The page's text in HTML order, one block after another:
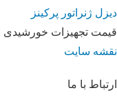
دیزل ژنراتور پرکینز
قیمت تجهیزات خورشیدی
نقشه سایت
ارتباط با ما